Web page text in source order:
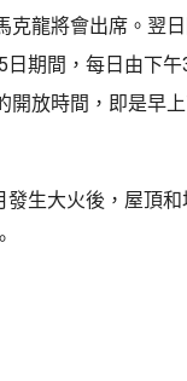
克龍將會出席。翌
期間，每日由下
開放時間，即是早
發生大火後，屋頂